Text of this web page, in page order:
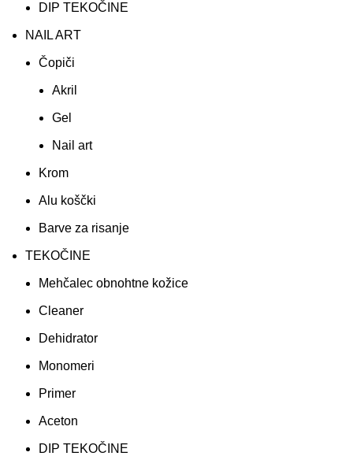
DIP TEKOČINE
NAIL ART
Čopiči
Akril
Gel
Nail art
Krom
Alu koščki
Barve za risanje
TEKOČINE
Mehčalec obnohtne kožice
Cleaner
Dehidrator
Monomeri
Primer
Aceton
DIP TEKOČINE